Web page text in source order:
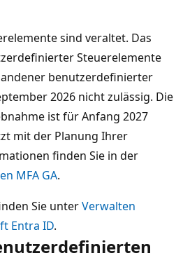
sind veraltet. Das
Steuerelemente
benutzerdefinierter
2026 nicht zulässig. Die
ist für Anfang 2027
mit der Planung Ihrer
finden Sie in der
MFA GA.
Sie unterVerwalten
Entra ID.